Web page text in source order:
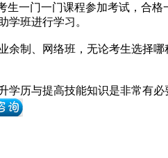
生一门一门课程参加考试，合
学班进行学习。
余制、网络班 ，无论考生选择
历与提高技能知识是非常有必